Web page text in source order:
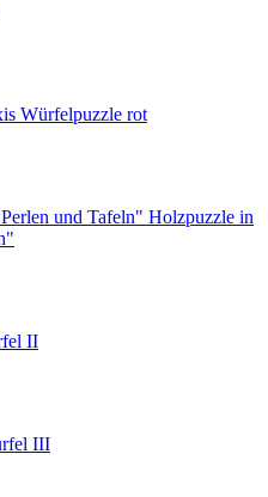
Würfelpuzzle rot
Holzpuzzle in
II
III